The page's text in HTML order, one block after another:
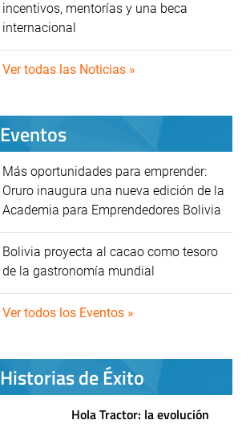
incentivos, mentorías y una beca
internacional
Ver todas las Noticias »
Eventos
Más oportunidades para emprender:
Oruro inaugura una nueva edición de la
Academia para Emprendedores Bolivia
Bolivia proyecta al cacao como tesoro
de la gastronomía mundial
Ver todos los Eventos »
Historias de Éxito
Hola Tractor: la evolución